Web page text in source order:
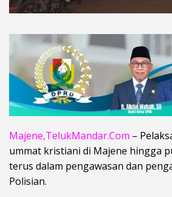
Majene,TelukMandar.Com –
ummat kristiani di Majene hingga
terus dalam pengawasan dan
Polisian.